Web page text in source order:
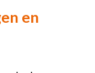
en